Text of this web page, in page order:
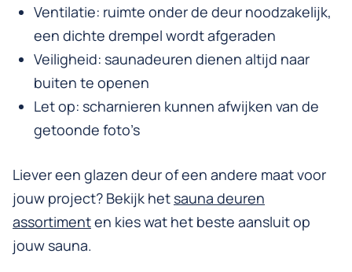
Ventilatie: ruimte onder de deur noodzakelijk,
een dichte drempel wordt afgeraden
Veiligheid: saunadeuren dienen altijd naar
buiten te openen
Let op: scharnieren kunnen afwijken van de
getoonde foto’s
Liever een glazen deur of een andere maat voor
jouw project? Bekijk het sauna deuren
assortimenten kies wat het beste aansluit op
jouw sauna.